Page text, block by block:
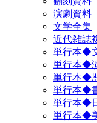
演劇資料
文学全集
近代雑誌
単行本◆
単行本◆
単行本◆
単行本◆
単行本◆
単行本◆